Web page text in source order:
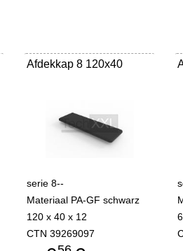
Afdekkap 8 120x40
serie 8--
Materiaal PA-GF schwarz
120 x 40 x 12
CTN 39269097